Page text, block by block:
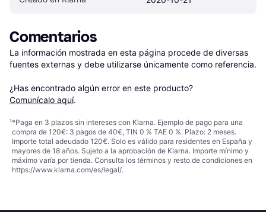
Comentarios
La información mostrada en esta página procede de diversas
fuentes externas y debe utilizarse únicamente como referencia.
¿Has encontrado algún error en este producto?
Comunícalo aquí.
¹*Paga en 3 plazos sin intereses con Klarna. Ejemplo de pago para una
compra de 120€: 3 pagos de 40€, TIN 0 % TAE 0 %. Plazo: 2 meses.
Importe total adeudado 120€. Solo es válido para residentes en España y
mayores de 18 años. Sujeto a la aprobación de Klarna. Importe mínimo y
máximo varía por tienda. Consulta los términos y resto de condiciones en
https://www.klarna.com/es/legal/.